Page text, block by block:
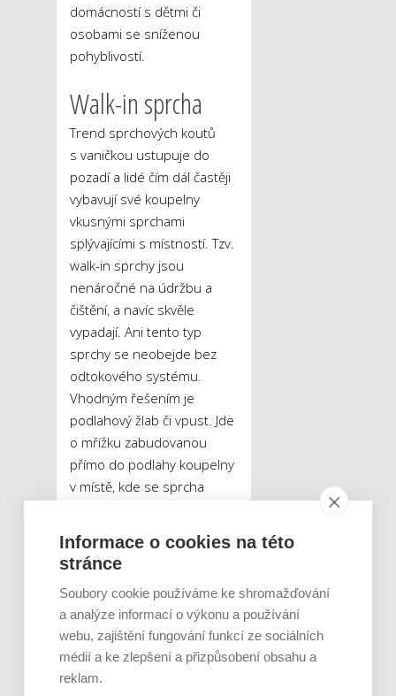
domácností s dětmi či
osobami se sníženou
pohyblivostí.
Walk-in sprcha
Trend sprchových koutů
s vaničkou ustupuje do
pozadí a lidé čím dál častěji
vybavují své koupelny
vkusnými sprchami
splývajícími s místností. Tzv.
walk-in sprchy jsou
nenáročné na údržbu a
čištění, a navíc skvěle
vypadají. Ani tento typ
sprchy se neobejde bez
odtokového systému.
Vhodným řešením je
podlahový žlab či vpust. Jde
o mřížku zabudovanou
přímo do podlahy koupelny
v místě, kde se sprcha
nebo vpusti s možností
vložení dlažby či
vodovzdorného dřeva,
dokonale splynou
s okolním provedením vaší
koupelny. Walk-in sprchy
jsou skvělým řešením pro
seniory a osoby
Informace o cookies na této
stránce
Soubory cookie používáme ke shromažďování
a analýze informací o výkonu a používání
webu, zajištění fungování funkcí ze sociálních
médií a ke zlepšení a přizpůsobení obsahu a
reklam.